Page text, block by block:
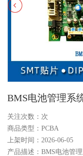
BMS电池管理系
关注次数： 次
商品类型：PCBA
上架时间：2026-06-05
产品描述：BMS电池管